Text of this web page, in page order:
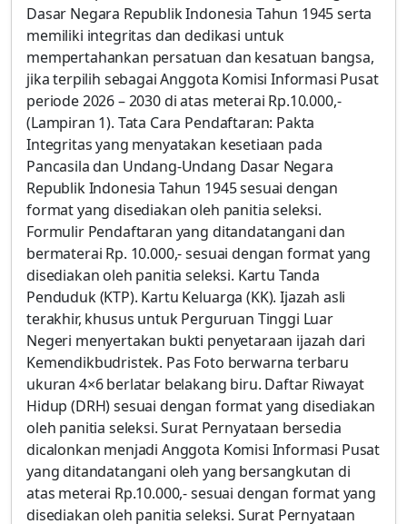
Dasar Negara Republik Indonesia Tahun 1945 serta
memiliki integritas dan dedikasi untuk
mempertahankan persatuan dan kesatuan bangsa,
jika terpilih sebagai Anggota Komisi Informasi Pusat
periode 2026 – 2030 di atas meterai Rp.10.000,-
(Lampiran 1). Tata Cara Pendaftaran: Pakta
Integritas yang menyatakan kesetiaan pada
Pancasila dan Undang-Undang Dasar Negara
Republik Indonesia Tahun 1945 sesuai dengan
format yang disediakan oleh panitia seleksi.
Formulir Pendaftaran yang ditandatangani dan
bermaterai Rp. 10.000,- sesuai dengan format yang
disediakan oleh panitia seleksi. Kartu Tanda
Penduduk (KTP). Kartu Keluarga (KK). Ijazah asli
terakhir, khusus untuk Perguruan Tinggi Luar
Negeri menyertakan bukti penyetaraan ijazah dari
Kemendikbudristek. Pas Foto berwarna terbaru
ukuran 4×6 berlatar belakang biru. Daftar Riwayat
Hidup (DRH) sesuai dengan format yang disediakan
oleh panitia seleksi. Surat Pernyataan bersedia
dicalonkan menjadi Anggota Komisi Informasi Pusat
yang ditandatangani oleh yang bersangkutan di
atas meterai Rp.10.000,- sesuai dengan format yang
disediakan oleh panitia seleksi. Surat Pernyataan